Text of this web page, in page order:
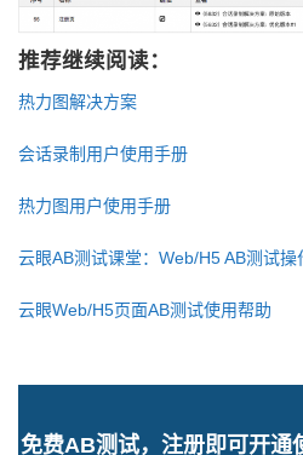
推荐继续阅读：
热力图解决方案
会话录制用户使用手册
热力图用户使用手册
云眼AB测试课堂：Web/H5 AB测试操
云眼Web/H5页面AB测试使用帮助
免费AB测试，注册即可开通